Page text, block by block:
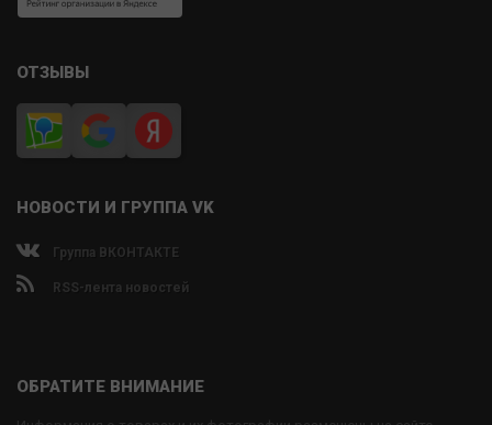
ОТЗЫВЫ
НОВОСТИ И ГРУППА VK
Группа ВКОНТАКТЕ
RSS-лента новостей
ОБРАТИТЕ ВНИМАНИЕ